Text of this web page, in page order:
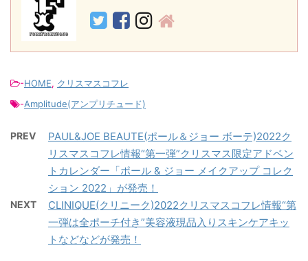
-HOME, クリスマスコフレ
-Amplitude(アンプリチュード)
PREV
PAUL&JOE BEAUTE(ポール＆ジョー ボーテ)2022ク
リスマスコフレ情報“第一弾”クリスマス限定アドベン
トカレンダー「ポール & ジョー メイクアップ コレク
ション 2022」が発売！
NEXT
CLINIQUE(クリニーク)2022クリスマスコフレ情報“第
一弾は全ポーチ付き”美容液現品入りスキンケアキッ
トなどなどが発売！